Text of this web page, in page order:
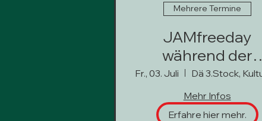
Mehrere Termine
JAMfreeday
während der
Sommerpause
Fr., 03. Juli
Mehr Infos
Erfahre hier mehr.